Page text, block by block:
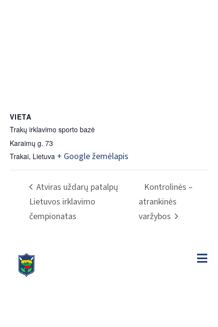
VIETA
Trakų irklavimo sporto bazė
Karaimų g. 73
Trakai, Lietuva + Google žemėlapis
Atviras uždarų patalpų
Lietuvos irklavimo
čempionatas
Kontrolinės –
atrankinės
varžybos